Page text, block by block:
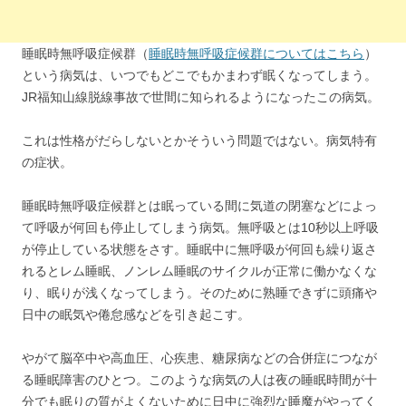
睡眠時無呼吸症候群（睡眠時無呼吸症候群についてはこちら ）
という病気は、いつでもどこでもかまわず眠くなってしまう。
JR福知山線脱線事故で世間に知られるようになったこの病気。
これは性格がだらしないとかそういう問題ではない。病気特有
の症状。
睡眠時無呼吸症候群とは眠っている間に気道の閉塞などによっ
て呼吸が何回も停止してしまう病気。無呼吸とは10秒以上呼吸
が停止している状態をさす。睡眠中に無呼吸が何回も繰り返さ
れるとレム睡眠、ノンレム睡眠のサイクルが正常に働かなくな
り、眠りが浅くなってしまう。そのために熟睡できずに頭痛や
日中の眠気や倦怠感などを引き起こす。
やがて脳卒中や高血圧、心疾患、糖尿病などの合併症につなが
る睡眠障害のひとつ。このような病気の人は夜の睡眠時間が十
分でも眠りの質がよくないために日中に強烈な睡魔がやってく